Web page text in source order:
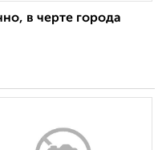
в черте города